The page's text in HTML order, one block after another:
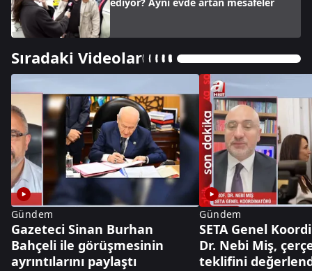
Sıradaki Videolar
Gündem
Gazeteci Sinan Burhan
Bahçeli ile görüşmesinin
ayrıntılarını paylaştı
Gündem
SETA Genel
Dr. Nebi Miş,
teklifini